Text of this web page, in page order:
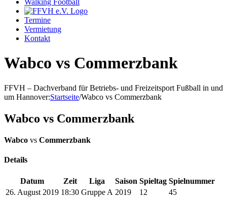
Walking Football
Termine
Vermietung
Kontakt
Wabco vs Commerzbank
FFVH – Dachverband für Betriebs- und Freizeitsport Fußball in und
um Hannover:Startseite/Wabco vs Commerzbank
Wabco vs Commerzbank
Wabco vs Commerzbank
Details
Datum Zeit Liga Saison Spieltag Spielnummer
26. August 2019 18:30 Gruppe A 2019 12 45